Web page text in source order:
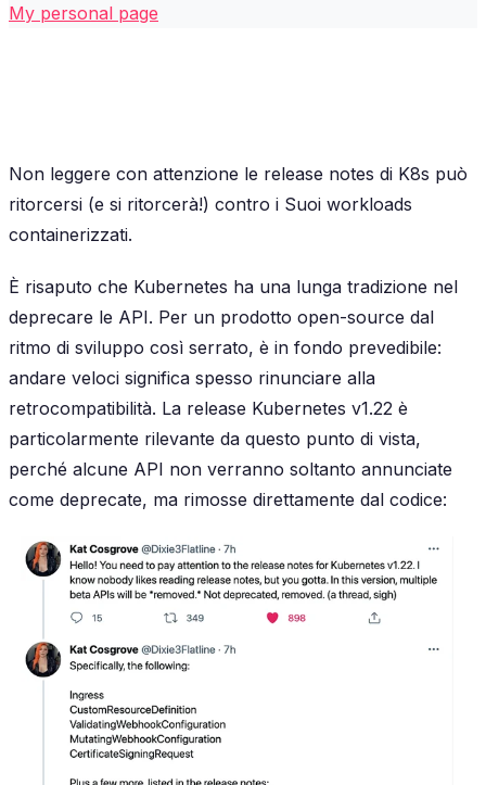
My personal page
Non leggere con attenzione le release notes di K8s può
ritorcersi (e si ritorcerà!) contro i Suoi workloads
containerizzati.
È risaputo che Kubernetes ha una lunga tradizione nel
deprecare le API. Per un prodotto open-source dal
ritmo di sviluppo così serrato, è in fondo prevedibile:
andare veloci significa spesso rinunciare alla
retrocompatibilità. La release Kubernetes v1.22 è
particolarmente rilevante da questo punto di vista,
perché alcune API non verranno soltanto annunciate
come deprecate, ma rimosse direttamente dal codice: